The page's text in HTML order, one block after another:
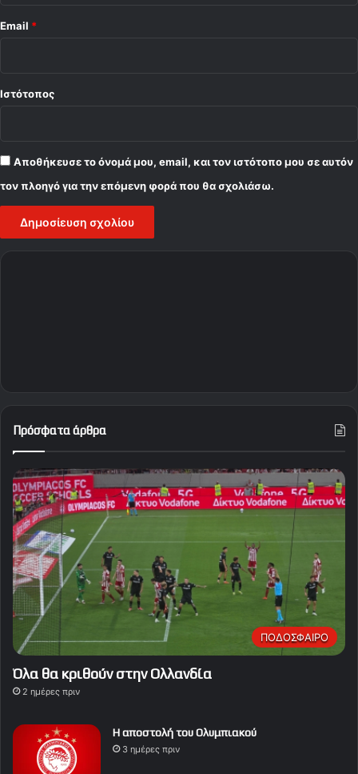
Email *
Ιστότοπος
Αποθήκευσε το όνομά μου, email, και τον ιστότοπο μου σε αυτόν
τον πλοηγό για την επόμενη φορά που θα σχολιάσω.
Πρόσφατα άρθρα
ΠΟΔΟΣΦΑΙΡΟ
Όλα θα κριθούν στην Ολλανδία
2 ημέρες πριν
Η αποστολή του Ολυμπιακού
3 ημέρες πριν